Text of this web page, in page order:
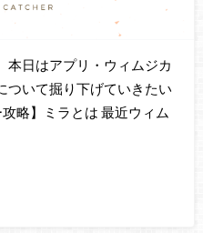
日はアプリ・ウィムジカ
ついて掘り下げていきたい
略】ミラとは 最近ウィム